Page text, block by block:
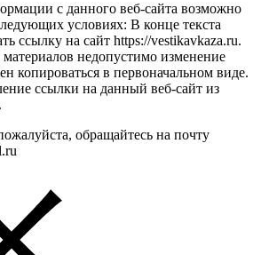
с данного веб-сайта возможно
условиях: В конце текста
ссылку на сайт https://vestikavkaza.ru.
недопустимо изменение
копироваться в первоначальном виде.
ссылки на данный веб-сайт из
обращайтесь на почту